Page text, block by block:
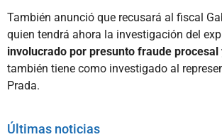
También anunció que recusará al fiscal
quien tendrá ahora la investigación del
involucrado por presunto fraude procesal
también tiene como investigado al
Prada.
Últimas noticias